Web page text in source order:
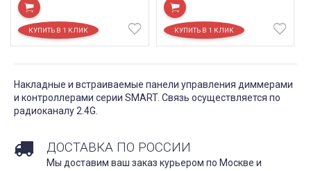
Накладные и встраиваемые панели управления диммерами
и контроллерами серии SMART. Связь осуществляется по
радиоканалу 2.4G.
ДОСТАВКА ПО РОССИИ
Мы доставим ваш заказ курьером по Москве и